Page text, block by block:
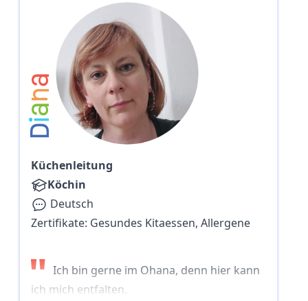
D
i
a
n
a
Küchenleitung
Köchin
Deutsch
Zertifikate: Gesundes Kitaessen, Allergene
" Ich bin gerne im Ohana, denn hier kann
ich mich entfalten.